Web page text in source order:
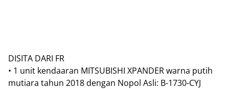
DISITA DARI FR
• 1 unit kendaaran MITSUBISHI XPANDER warna putih
mutiara tahun 2018 dengan Nopol Asli: B-1730-CYJ